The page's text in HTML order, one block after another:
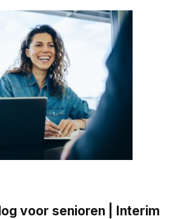
voor senioren | Interim